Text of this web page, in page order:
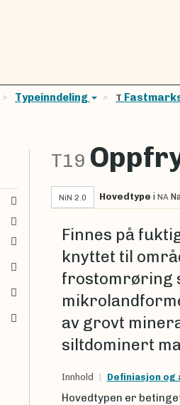
Typeinndeling T
T19
NiN 2.0 Hovedtype i NA
Finnes på
knyttet til
frostomrøring
av grovt
siltdominert
Innhold Definiasjon og
Hovedtypen er